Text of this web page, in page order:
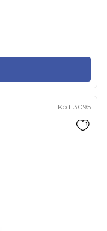
Kód: 3095